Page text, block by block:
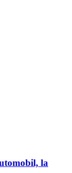
la